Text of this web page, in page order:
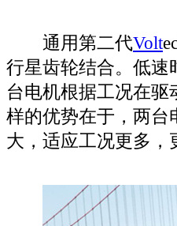
通用第二代Volt
行星齿轮结合。低速
台电机根据工况在
样的优势在于，两台
大，适应工况更多，